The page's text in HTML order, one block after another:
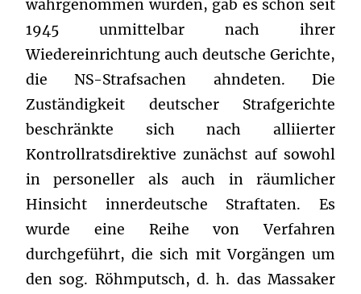
wahrgenommen wurden, gab es schon seit
1945 unmittelbar nach ihrer
Wiedereinrichtung auch deutsche Gerichte,
die NS-Strafsachen ahndeten. Die
Zuständigkeit deutscher Strafgerichte
beschränkte sich nach alliierter
Kontrollratsdirektive zunächst auf sowohl
in personeller als auch in räumlicher
Hinsicht innerdeutsche Straftaten. Es
wurde eine Reihe von Verfahren
durchgeführt, die sich mit Vorgängen um
den sog. Röhmputsch, d. h. das Massaker